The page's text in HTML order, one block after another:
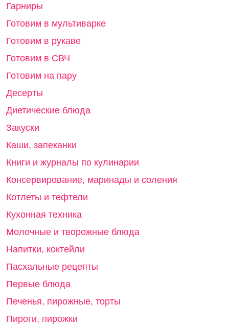
Гарниры
Готовим в мультиварке
Готовим в рукаве
Готовим в СВЧ
Готовим на пару
Десерты
Диетические блюда
Закуски
Каши, запеканки
Книги и журналы по кулинарии
Консервирование, маринады и соления
Котлеты и тефтели
Кухонная техника
Молочные и творожные блюда
Напитки, коктейли
Пасхальные рецепты
Первые блюда
Печенья, пирожные, торты
Пироги, пирожки